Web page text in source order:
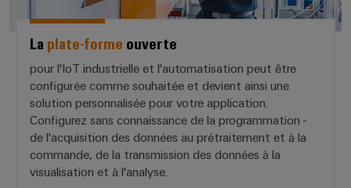
La plate-forme ouverte
pour l'IoT industrielle et l'automatisation peut être
configurée comme souhaitée et devient ainsi une
solution personnalisée pour votre application.
Configurez sans connaissance de la programmation -
de l'acquisition des données au prétraitement et à la
commande, de la transmission des données à la
visualisation et à l'analyse.